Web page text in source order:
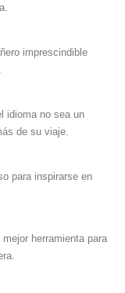
imprescindible
idioma no sea un
de su viaje.
para inspirarse en
mejor herramienta para